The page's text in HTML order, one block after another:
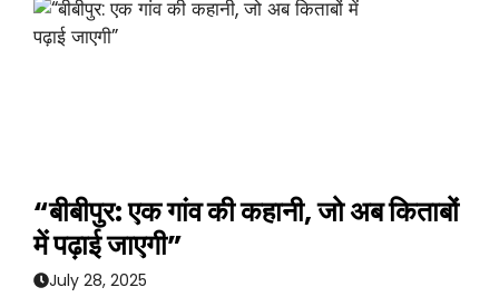
“बीबीपुर: एक गांव की कहानी, जो अब किताबों
में पढ़ाई जाएगी”
July 28, 2025